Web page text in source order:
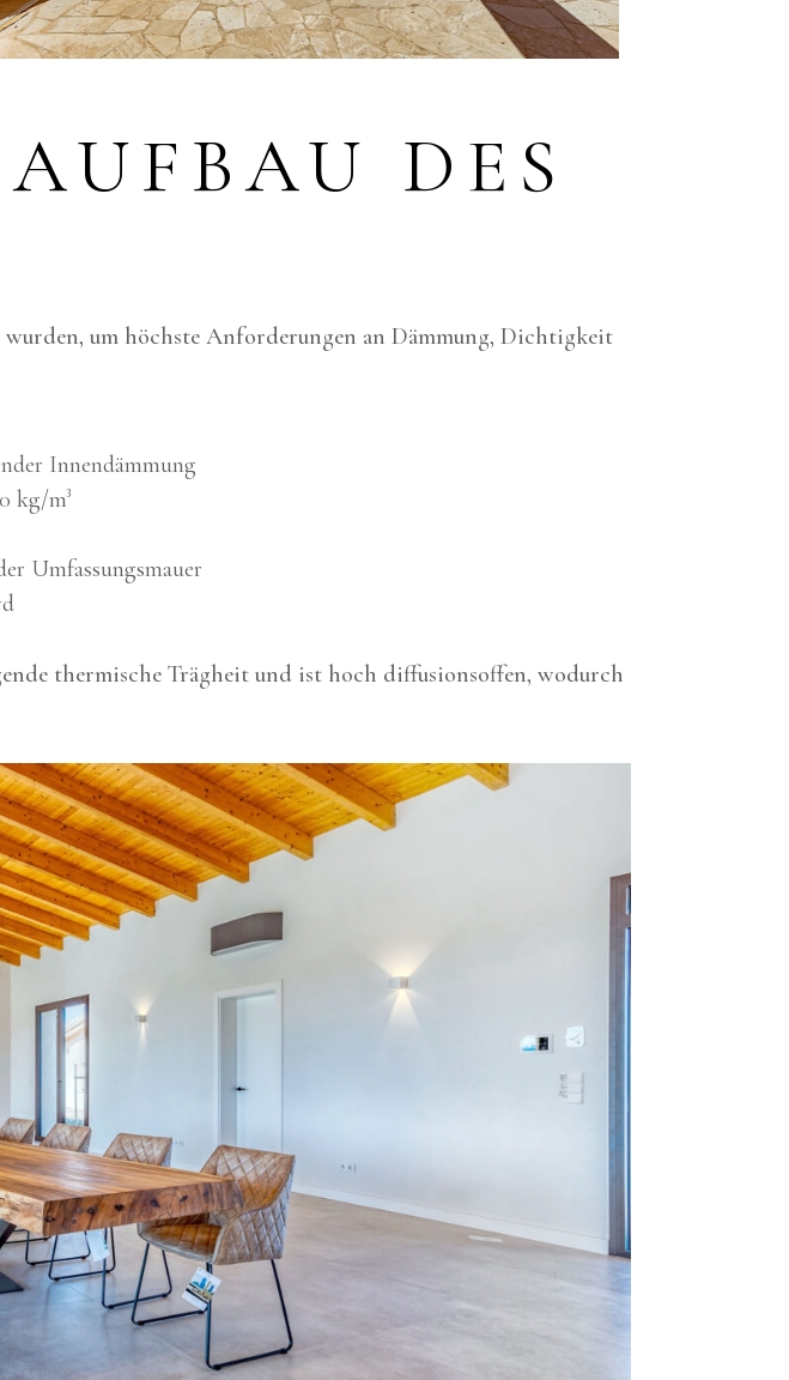
DES
um höchste Anforderungen an Dämmung, Dichtigkeit
Innendämmung
kg/m³
Umfassungsmauer
thermische Trägheit und ist hoch diffusionsoffen, wodurch